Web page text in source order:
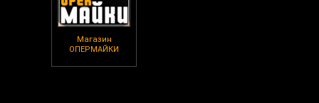
Магазин
ОПЕРМАЙКИ